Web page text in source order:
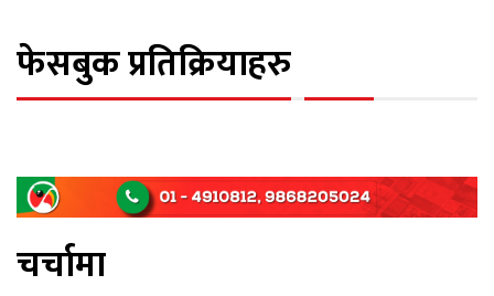
फेसबुक प्रतिक्रियाहरु
चर्चामा